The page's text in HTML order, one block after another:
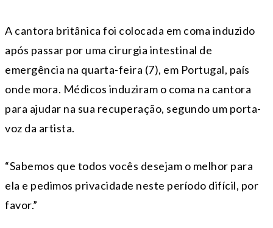
A cantora britânica foi colocada em coma induzido
após passar por uma cirurgia intestinal de
emergência na quarta-feira (7), em Portugal, país
onde mora. Médicos induziram o coma na cantora
para ajudar na sua recuperação, segundo um porta-
voz da artista.
“Sabemos que todos vocês desejam o melhor para
ela e pedimos privacidade neste período difícil, por
favor.”